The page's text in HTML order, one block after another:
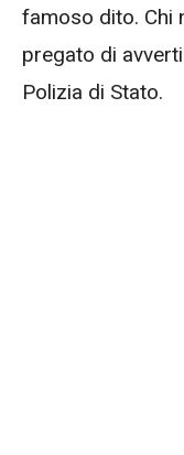
famoso dito. Chi
pregato di
Polizia di Stato.